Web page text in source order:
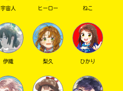
宇宙人 ヒーロー ねこ
伊織 梨久 ひかり